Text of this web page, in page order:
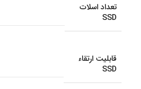
تعداد اسلات
SSD
قابلیت ارتقاء
SSD